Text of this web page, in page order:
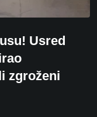
Usred
zgroženi